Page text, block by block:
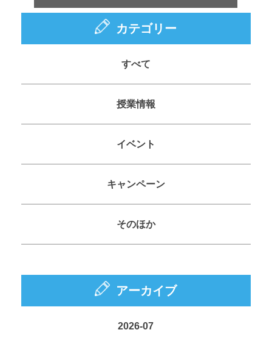
カテゴリー
すべて
授業情報
イベント
キャンペーン
そのほか
アーカイブ
2026-07